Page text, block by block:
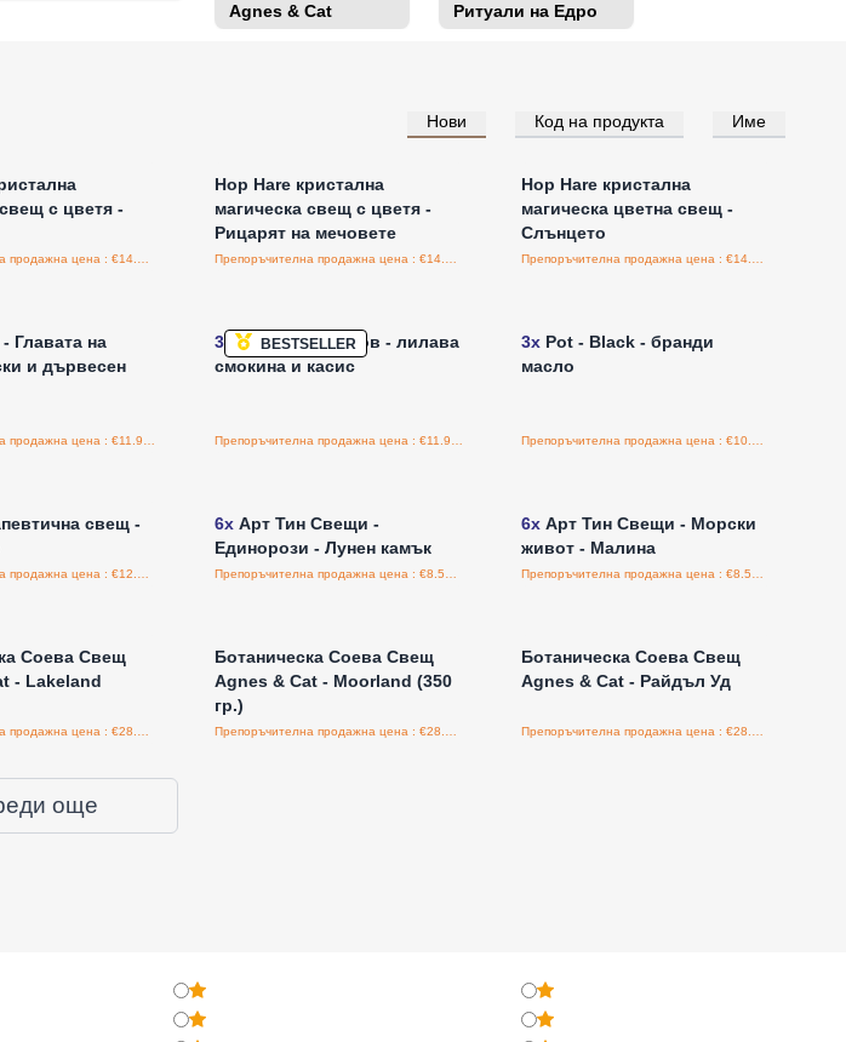
Agnes & Cat
Ритуали на Едро
Нови Код на продукта Име
с цветя -
Влезте за цени на едро
Hop Hare кристална
магическа свещ с цветя -
Рицарят на мечовете
Влезте за цени на едро
Hop Hare кристална
магическа цветна свещ -
Слънцето
Главата на
и дървесен
BESTSELLER
3x Med Pot - любов - лилава
смокина и касис
3x Pot - Black - бранди
масло
свещ -
6xАрт Тин Свещи -
Единорози - Лунен камък
6x Арт Тин Свещи - Морски
живот - Малина
Соева Свещ
- Lakeland
Ботаническа Соева Свещ
Agnes & Cat - Moorland (350
гр.)
Ботаническа Соева Свещ
Agnes & Cat - Райдъл Уд
още